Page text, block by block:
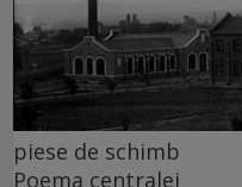
piese de schimb
Poema centralei